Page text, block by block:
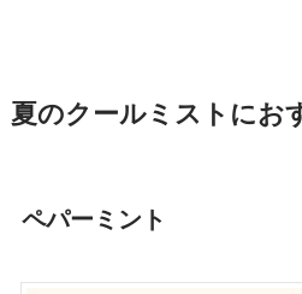
夏のクールミストにお
ペパーミント